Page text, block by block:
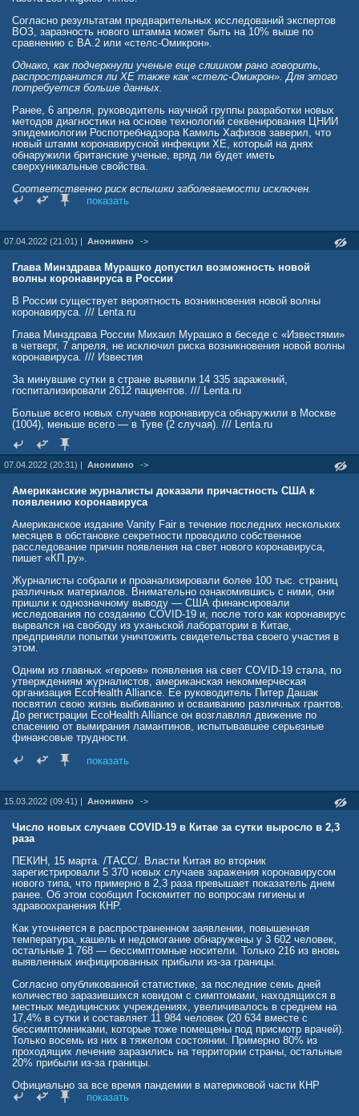
Согласно результатам предварительных исследований экспертов
ВОЗ, заразность нового штамма может быть на 10% выше по
сравнению с BA.2 или «стелс-Омикрон».
Однако, как подчеркнули ученые еще слишком рано говорить,
распространится ли XE также как «стелс-Омикрон». Для этого
потребуется больше данных.
Ранее, 6 апреля, руководитель научной группы разработки новых
методов диагностики на основе технологий секвенирования ЦНИИ
эпидемиологии Роспотребнадзора Камиль Хафизов заверил, что
новый штамм коронавирусной инфекции XE, который на днях
обнаружили британские ученые, вряд ли будет иметь
сверхуникальные свойства.
Соответственно риск вспышки заболеваемости исключен.
кислот разных штаммов: XD, XE, XF. ХЕ — соединение вариантов
«Омикрона» BA.1 и BA.2 («Стелс-Омикрон»).
Британские ученые выявили новый подвариант «Омикрона» —
штамм коронавируса, который назвали буквами XE. Агентство
специалисты пока не могут сказать, опасен ли он.
организации здравоохранения (ВОЗ) по COVID-19 Мария ван
Керкхове сообщила, что заражение гибридом штаммов Омикрон’и
«Дельта» не влечет за собой более тяжелое течение болезни. По
В РФ продолжает проходить масштабная кампания по вакцинации
препаратов, которыми могут привиться граждане: «Спутник V»,
«Спутник Лайт», «ЭпиВакКорона», «КовиВак», «ЭпиВакКорона-Н»,
вакцина для подростков «Спутник M».
news.mail.ru/society/50794836/?frommail=1
показать
07.04.2022 (21:01) | Анонимно ->
Глава Минздрава Мурашко допустил возможность новой
волны коронавируса в России
В России существует вероятность возникновения новой волны
коронавируса. /// Lenta.ru
Глава Минздрава России Михаил Мурашко в беседе с «Известями»
в четверг, 7 апреля, не исключил риска возникновения новой волны
коронавируса. /// Известия
За минувшие сутки в стране выявили 14 335 заражений,
госпитализировали 2612 пациентов. /// Lenta.ru
Больше всего новых случаев коронавируса обнаружили в Москве
(1004), меньше всего — в Туве (2 случая). /// Lenta.ru
07.04.2022 (20:31) | Анонимно ->
Американские журналисты доказали причастность США к
появлению коронавируса
Американское издание Vanity Fair в течение последних нескольких
месяцев в обстановке секретности проводило собственное
расследование причин появления на свет нового коронавируса,
пишет «КП.ру».
Журналисты собрали и проанализировали более 100 тыс. страниц
различных материалов. Внимательно ознакомившись с ними, они
пришли к однозначному выводу — США финансировали
исследования по созданию COVID-19 и, после того как коронавирус
вырвался на свободу из уханьской лаборатории в Китае,
предприняли попытки уничтожить свидетельства своего участия в
этом.
Одним из главных «героев» появления на свет COVID-19 стала, по
утверждениям журналистов, американская некоммерческая
организация EcoHealth Alliance. Ее руководитель Питер Дашак
посвятил свою жизнь выбиванию и осваиванию различных грантов.
До регистрации EcoHealth Alliance он возглавлял движение по
спасению от вымирания ламантинов, испытывавшее серьезные
финансовые трудности.
Журналисты рисуют портрет Дашака как «лысеющего и обычно
природы может привести к появлению опасных патогенов».
американское правительство выделяет немалые средства для
исследования различных вирусов. Объявленная цель была
целью предотвращения их передачи человеческой популяции».
К тому времени правительство США, напуганное лихорадкой Эбола
и биотерроризмом в целом, стало выделять на подобного рода
исследования немалые деньги. Документы свидетельствуют, что
2014 году. Платежное поручение подписал директор американского
государственного Института изучения аллергических и
инфекционных заболеваний Энтони Фаучи.
риска появления коронавируса у летучих мышей». Часть этих
денег ушла в Китай, в ставший впоследствии печально знаменитым
Уханьский институт вирусологии.
Vanity Fair удалось установить — как появился на свет
коронавирус, и как он оказался среди людей. Немало фактов
свидетельствуют также и о том давлении, которое оказало
правительство США на мировое сообщество с целью сокрытия
Журналисты приводят рассказ одного из экспертов, побывавшего в
показать
15.03.2022 (09:41) | Анонимно ->
Число новых случаев COVID-19 в Китае за сутки выросло в 2,3
раза
ПЕКИН, 15 марта. /ТАСС/. Власти Китая во вторник
зарегистрировали 5 370 новых случаев заражения коронавирусом
нового типа, что примерно в 2,3 раза превышает показатель днем
ранее. Об этом сообщил Госкомитет по вопросам гигиены и
здравоохранения КНР.
Как уточняется в распространенном заявлении, повышенная
температура, кашель и недомогание обнаружены у 3 602 человек,
остальные 1 768 — бессимптомные носители. Только 216 из вновь
выявленных инфицированных прибыли из-за границы.
Согласно опубликованной статистике, за последние семь дней
количество заразившихся ковидом с симптомами, находящихся в
местных медицинских учреждениях, увеличивалось в среднем на
17,4% в сутки и составляет 11 984 человек (20 634 вместе с
бессимптомниками, которые тоже помещены под присмотр врачей).
Только восемь из них в тяжелом состоянии. Примерно 80% из
проходящих лечение заразились на территории страны, остальные
20% прибыли из-за границы.
Официально за все время пандемии в материковой части КНР
переболели 120,5 тыс. человек, не считая бессимптомных
показать